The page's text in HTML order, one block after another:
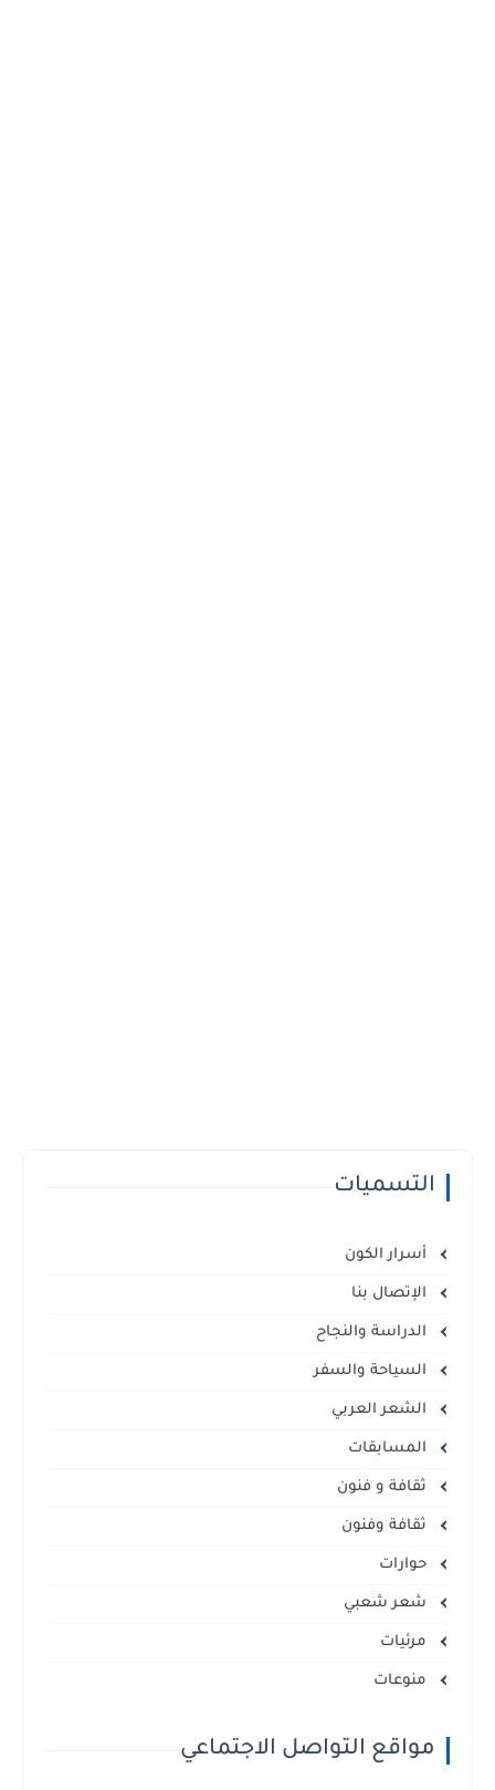
التسميات
أسرار الكون
الإتصال بنا
الدراسة والنجاح
السياحة والسفر
الشعر العربي
المسابقات
ثقافة و فنون
ثقافة وفنون
حوارات
شعر شعبي
مرئيات
منوعات
مواقع التواصل الاجتماعي